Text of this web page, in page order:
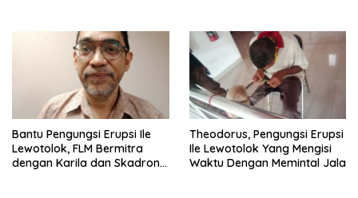
Bantu Pengungsi Erupsi Ile
Lewotolok, FLM Bermitra
dengan Karila dan Skadron
Theodorus, Pengungsi Erupsi
Ile Lewotolok Yang Mengisi
Waktu Dengan Memintal Jala